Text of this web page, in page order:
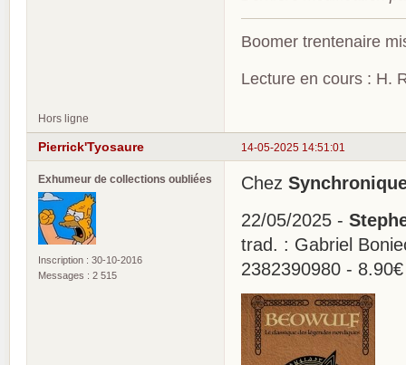
Boomer trentenaire
Lecture en cours : H.
Hors ligne
14-05-2025 14:51:01
Pierrick'Tyosaure
Exhumeur de collections oubliées
Inscription : 30-10-2016
Messages : 2 515
Chez
22/05/2025 -
trad. : Gabriel
2382390980 - 8.90€